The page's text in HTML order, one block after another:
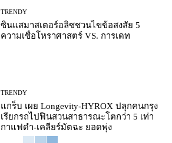
TRENDY
ซินแสมาสเตอร์อลิซชวนไขข้อสงสัย 5
ความเชื่อโหราศาสตร์ VS. การเดท
TRENDY
แกร็บ เผย Longevity-HYROX ปลุกคนกรุง
เรียกรถไปฟินสวนสาธารณะโตกว่า 5 เท่า
กาแฟดำ-เคลียร์มัตฉะ ยอดพุ่ง